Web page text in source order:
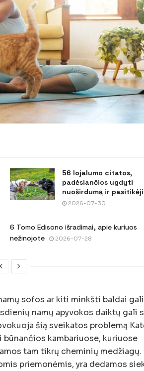
56 lojalumo citatos,
padėsiančios ugdyti
nuoširdumą ir
2026-07-30
6 Tomo Edisono išradimai, apie kuriuos
nežinojote
2026-07-28
sofos ar kiti minkšti baldai
namų apyvokos daiktų gali
šią sveikatos problemą
kambariuose, kuriuose
tam tikrų cheminių medžiagų.
priemonėmis, yra dedamos